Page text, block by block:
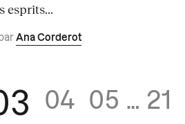
esprits...
Ana Corderot
04 05 … 21